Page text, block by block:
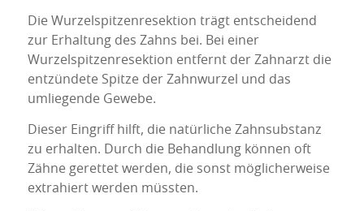
Die Wurzelspitzenresektion trägt entscheidend
zur Erhaltung des Zahns bei. Bei einer
Wurzelspitzenresektion entfernt der Zahnarzt die
entzündete Spitze der Zahnwurzel und das
umliegende Gewebe.
Dieser Eingriff hilft, die natürliche Zahnsubstanz
zu erhalten. Durch die Behandlung können oft
Zähne gerettet werden, die sonst möglicherweise
extrahiert werden müssten.